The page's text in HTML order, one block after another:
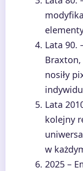
Lata 90.
Braxton,
nosiły
Lata
kolejny
w
2025 –